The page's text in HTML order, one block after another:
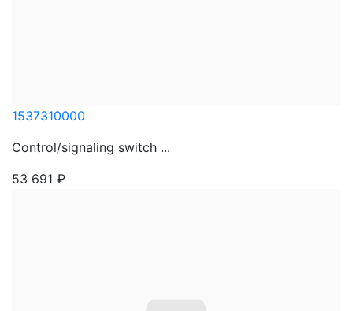
1537310000
Control/signaling switch ...
53 691 ₽